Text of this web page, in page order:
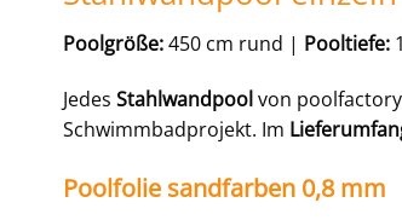
Poolgröße:450 cm rund | Pooltiefe:
Jedes Stahlwandpoolvon
Schwimmbadprojekt. Im
Poolfolie sandfarben 0,8 mm